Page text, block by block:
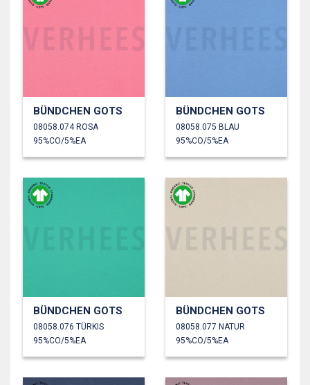
BÜNDCHEN GOTS
08058.074 ROSA
95%CO/5%EA
BÜNDCHEN GOTS
08058.075 BLAU
95%CO/5%EA
BÜNDCHEN GOTS
08058.076 TÜRKIS
95%CO/5%EA
BÜNDCHEN GOTS
08058.077 NATUR
95%CO/5%EA